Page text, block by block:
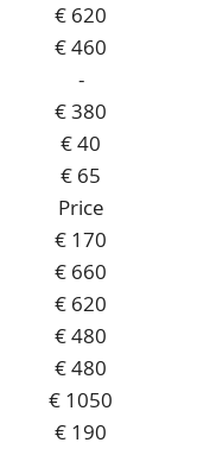
€ 620
€ 460
-
€ 380
€ 40
€ 65
Price
€ 170
€ 660
€ 620
€ 480
€ 480
€ 1050
€ 190